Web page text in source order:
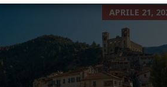
APRILE 21,